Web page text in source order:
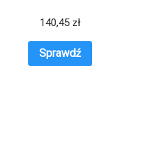
140,45 zł
Sprawdź